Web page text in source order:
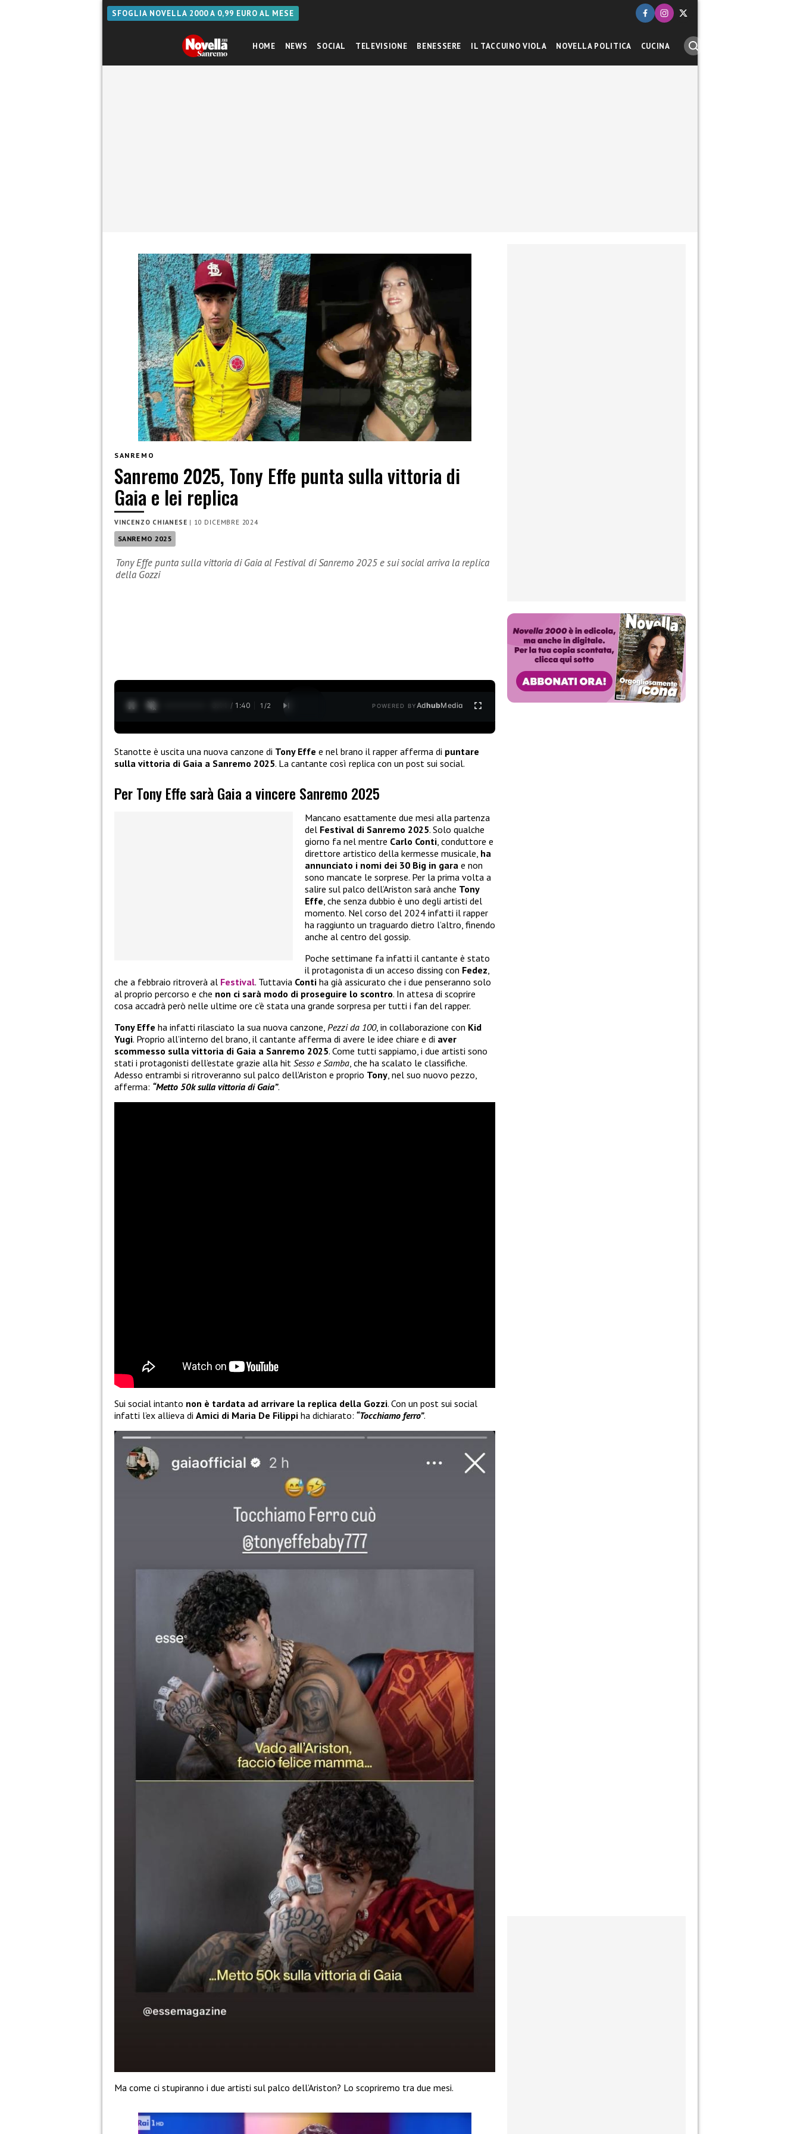
SFOGLIA NOVELLA 2000 A 0,99 EURO AL MESE
HOME NEWS SOCIAL TELEVISIONE BENESSERE IL TACCUINO VIOLA NOVELLA POLITICA CUCINA
SANREMO
Sanremo 2025, Tony Effe punta sulla vittoria di
Gaia e lei replica
VINCENZO CHIANESE | 10 DICEMBRE 2024
SANREMO 2025
Tony Effe punta sulla vittoria di Gaia al Festival di Sanremo 2025 e sui social arriva la replica
della Gozzi
0:12 / 1:40 1 /2 POWERED BYAdhubMedia
Stanotte è uscita una nuova canzone di Tony Effe e nel brano il rapper afferma di puntare
sulla vittoria di Gaia a Sanremo 2025. La cantante così replica con un post sui social.
Per Tony Effe sarà Gaia a vincere Sanremo 2025
Mancano esattamente due mesi alla partenza
del Festival di Sanremo 2025. Solo qualche
giorno fa nel mentre Carlo Conti, conduttore e
direttore artistico della kermesse musicale, ha
annunciato i nomi dei 30 Big in gara e non
sono mancate le sorprese. Per la prima volta a
salire sul palco dell’Ariston sarà anche Tony
Effe, che senza dubbio è uno degli artisti del
momento. Nel corso del 2024 infatti il rapper
ha raggiunto un traguardo dietro l’altro, finendo
anche al centro del gossip.
Poche settimane fa infatti il cantante è stato
il protagonista di un acceso dissing con Fedez,
che a febbraio ritroverà al Festival. Tuttavia Conti ha già assicurato che i due penseranno solo
al proprio percorso e che non ci sarà modo di proseguire lo scontro. In attesa di scoprire
cosa accadrà però nelle ultime ore c’è stata una grande sorpresa per tutti i fan del rapper.
Tony Effe ha infatti rilasciato la sua nuova canzone, Pezzi da 100, in collaborazione con Kid
Yugi. Proprio all’interno del brano, il cantante afferma di avere le idee chiare e di aver
scommesso sulla vittoria di Gaia a Sanremo 2025. Come tutti sappiamo, i due artisti sono
stati i protagonisti dell’estate grazie alla hit Sesso e Samba, che ha scalato le classifiche.
Adesso entrambi si ritroveranno sul palco dell’Ariston e proprio Tony, nel suo nuovo pezzo,
afferma: “Metto 50k sulla vittoria di Gaia”.
Sui social intanto non è tardata ad arrivare la replica della Gozzi. Con un post sui social
infatti l’ex allieva di Amici di Maria De Filippi ha dichiarato: “Tocchiamo ferro”.
Ma come ci stupiranno i due artisti sul palco dell’Ariston? Lo scopriremo tra due mesi.